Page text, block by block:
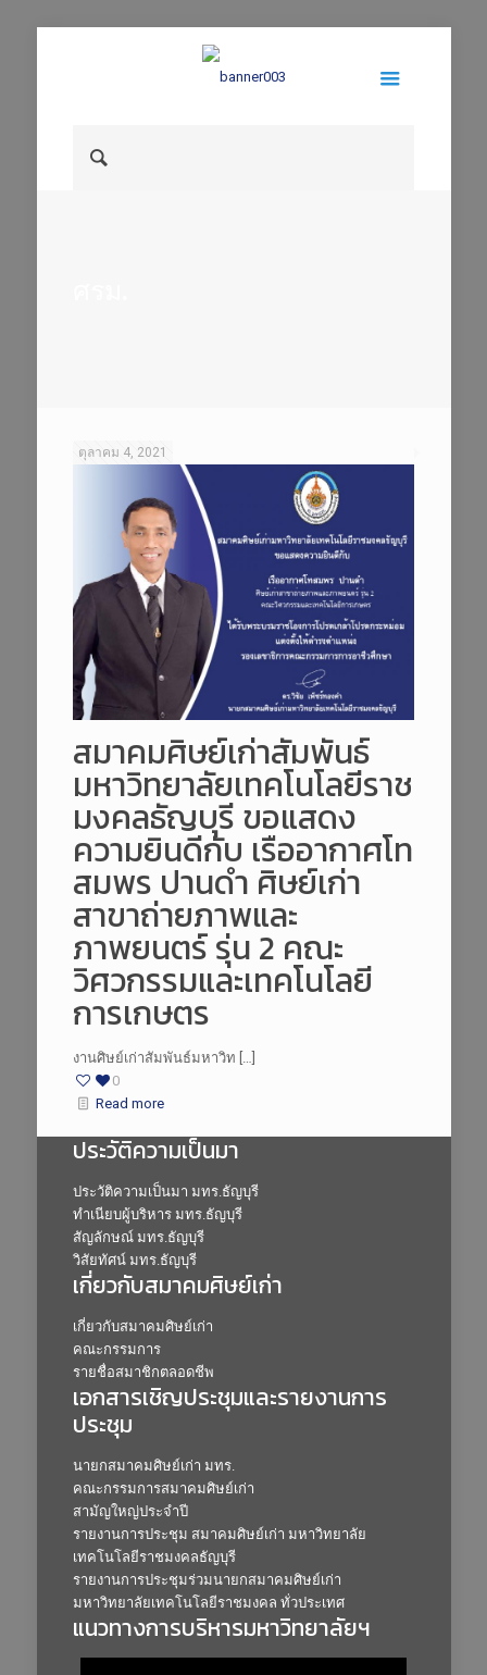
ตุลาคม 4, 2021
สมาคมศิษย์เก่าสัมพันธ์
มหาวิทยาลัยเทคโนโลยีราช
มงคลธัญบุรี ขอแสดง
ความยินดีกับ เรืออากาศโท
สมพร ปานดำ ศิษย์เก่า
สาขาถ่ายภาพและ
ภาพยนตร์ รุ่น 2 คณะ
วิศวกรรมและเทคโนโลยี
การเกษตร
งานศิษย์เก่าสัมพันธ์มหาวิท […]
0
Read more
ประวัติความเป็นมา
ประวัติความเป็นมา มทร.ธัญบุรี
ทำเนียบผู้บริหาร มทร.ธัญบุรี
สัญลักษณ์ มทร.ธัญบุรี
วิสัยทัศน์ มทร.ธัญบุรี
เกี่ยวกับสมาคมศิษย์เก่า
เกี่ยวกับสมาคมศิษย์เก่า
คณะกรรมการ
รายชื่อสมาชิกตลอดชีพ
เอกสารเชิญประชุมและรายงานการ
ประชุม
นายกสมาคมศิษย์เก่า มทร.
คณะกรรมการสมาคมศิษย์เก่า
สามัญใหญ่ประจำปี
รายงานการประชุม สมาคมศิษย์เก่า มหาวิทยาลัย
เทคโนโลยีราชมงคลธัญบุรี
รายงานการประชุมร่วมนายกสมาคมศิษย์เก่า
มหาวิทยาลัยเทคโนโลยีราชมงคล ทั่วประเทศ
แนวทางการบริหารมหาวิทยาลัยฯ